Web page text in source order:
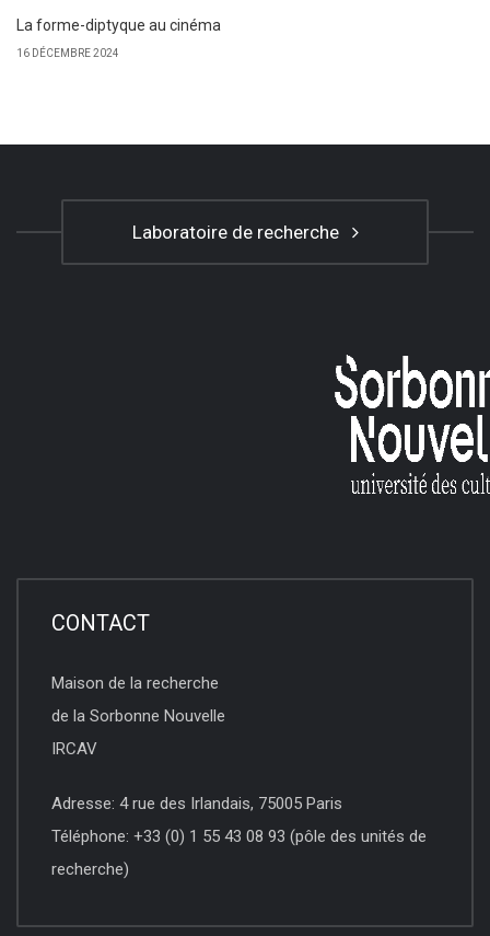
La forme-diptyque au cinéma
16 DÉCEMBRE 2024
Laboratoire de recherche
CONTACT
Maison de la recherche
de la Sorbonne Nouvelle
IRCAV
Adresse: 4 rue des Irlandais, 75005 Paris
Téléphone: +33 (0) 1 55 43 08 93 (pôle des unités de
recherche)